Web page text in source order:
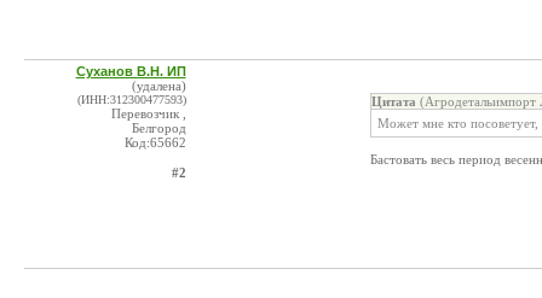
Суханов В.Н. ИП
(удалена)
(ИНН:312300477593)
Перевозчик ,
Белгород
Код:65662
#2
Цитата
Может мне кто посоветует,
Бастовать весь период